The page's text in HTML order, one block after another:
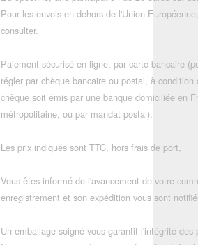
Pour les envois en dehors de l'Union
consulter.
Paiement sécurisé en ligne, par carte bancaire
régler par chèque bancaire ou postal, à condition
chèque soit émis par une banque domiciliée en
métropolitaine, ou par mandat postal),
Les prix indiqués sont TTC, hors frais de port,
Vous êtes informé de l'avancement de votre
enregistrement et son expédition vous sont
Un emballage soigné vous garantit l'intégrité des